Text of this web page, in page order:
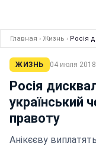
Главная › Жизнь › Росія
ЖИЗНЬ 04 июля 2018
Росія
український
правоту
Анікєєву